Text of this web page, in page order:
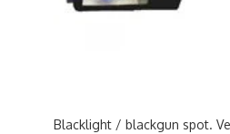
Blacklight / blackgun spot.